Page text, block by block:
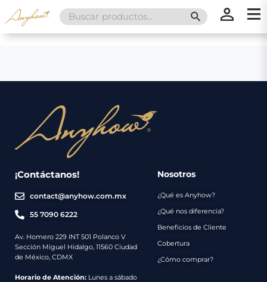
Search
for:
SEARCH
¡Contáctanos!
contact@anyhow.com.mx
55 7090 6222
Av. Homero 229 INT 501 Polanco V
Sección Miguel Hidalgo, 11560 Ciudad
de México, CDMX
Horario de Atención: Lunes a sábado
Nosotros
¿Qué es Anyhow?
¿Qué nos diferencia?
Beneficios de Cliente
Cobertura
¿Cómo comprar?
Nosotros
Servicios
Envíos
Métodos
de
Catálogo
Regalos
Contacto